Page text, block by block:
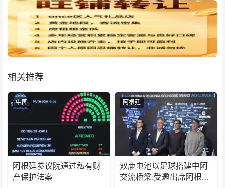
相关推荐
中国
阿根廷参议院通过私有财
产保护法案
阿根廷
双鹿电池以足球搭建中阿
交流桥梁:受邀出席阿根廷